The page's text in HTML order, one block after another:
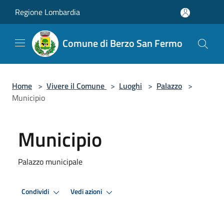
Regione Lombardia
Comune di Berzo San Fermo
Home > Vivere il Comune > Luoghi > Palazzo >
Municipio
Municipio
Palazzo municipale
Condividi Vedi azioni